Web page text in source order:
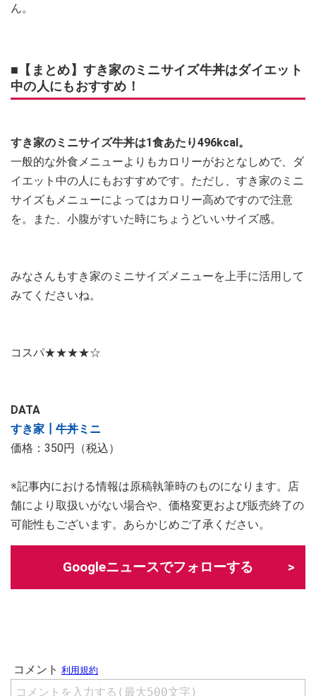
ん。
■【まとめ】すき家のミニサイズ牛丼はダイエット
中の人にもおすすめ！
すき家のミニサイズ牛丼は1食あたり496kcal。
一般的な外食メニューよりもカロリーがおとなしめで、ダ
イエット中の人にもおすすめです。ただし、すき家のミニ
サイズもメニューによってはカロリー高めですので注意
を。また、小腹がすいた時にちょうどいいサイズ感。
みなさんもすき家のミニサイズメニューを上手に活用して
みてくださいね。
コスパ★★★★☆
DATA
すき家┃牛丼ミニ
価格：350円（税込）
※記事内における情報は原稿執筆時のものになります。店
舗により取扱いがない場合や、価格変更および販売終了の
可能性もございます。あらかじめご了承ください。
Googleニュースでフォローする